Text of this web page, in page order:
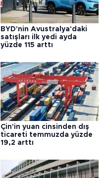
BYD'nin Avustralya'daki
satışları ilk yedi ayda
yüzde 115 arttı
Çin'in yuan cinsinden dış
ticareti temmuzda yüzde
19,2 arttı